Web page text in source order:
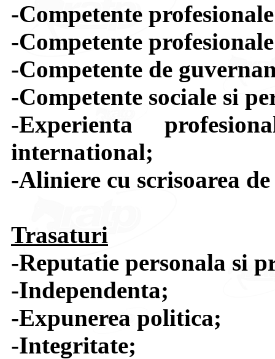
-Competente
-Competente
-Competente de
-Competente sociale si
-Experienta
international;
-Aliniere cu scrisoarea
Trasaturi
-Reputatie personala si
-Independenta;
-Expunerea politica;
-Integritate;